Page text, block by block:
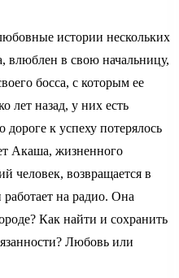
истории нескольких
влюблен в свою начальницу,
босса, с которым ее
лет назад, у них есть
к успеху потерялось
Акаша, жизненного
человек, возвращается в
на радио. Она
Как найти и сохранить
Любовь или